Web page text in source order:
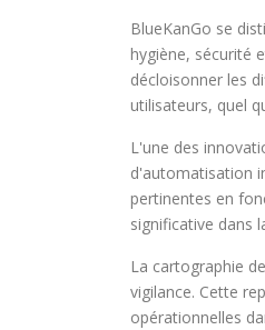
BlueKanGo se
hygiène, sécurité
décloisonner les
utilisateurs, quel
L'une des
d'automatisation
pertinentes en
significative dans
La cartographie
vigilance. Cette
opérationnelles